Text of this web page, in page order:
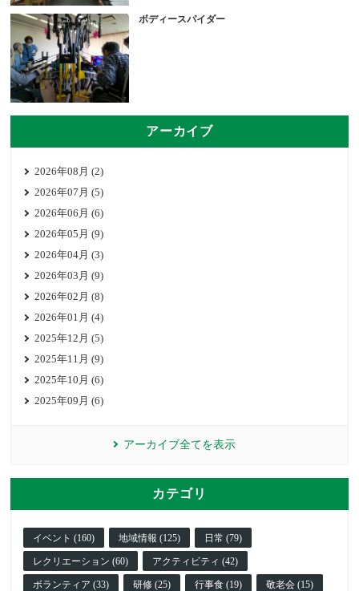
ボディースパイダー
アーカイブ
2026年08月 (2)
2026年07月 (5)
2026年06月 (6)
2026年05月 (9)
2026年04月 (3)
2026年03月 (9)
2026年02月 (8)
2026年01月 (4)
2025年12月 (5)
2025年11月 (9)
2025年10月 (6)
2025年09月 (6)
アーカイブ全てを表示
カテゴリ
イベント (160) 地域情報 (125) 日常 (79)
レクリエーション (60) アクティビティ (42)
ボランティア (33) 研修 (25) 行事食 (19) 敬老会 (15)